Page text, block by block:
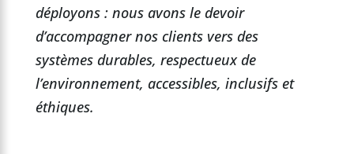
déployons : nous avons le devoir
d’accompagner nos clients vers des
systèmes durables, respectueux de
l’environnement, accessibles, inclusifs et
éthiques.